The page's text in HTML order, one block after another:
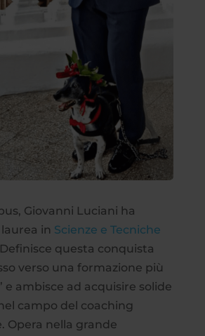
Giovanni Luciani ha
in Scienze e Tecniche
questa conquista
verso una formazione più
e ambisce ad acquisire solide
campo del coaching
Opera nella grande